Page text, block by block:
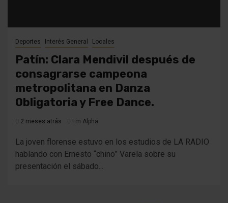
Deportes Interés General Locales
Patín: Clara Mendivil después de
consagrarse campeona
metropolitana en Danza
Obligatoria y Free Dance.
2 meses atrás Fm Alpha
La joven florense estuvo en los estudios de LA RADIO
hablando con Ernesto “chino” Varela sobre su
presentación el sábado...